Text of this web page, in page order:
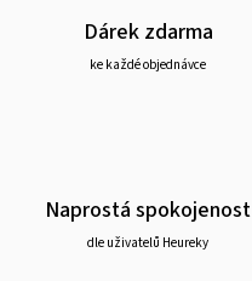
Dárek zdarma
ke každé objednávce
Naprostá spokojenost
dle uživatelů Heureky